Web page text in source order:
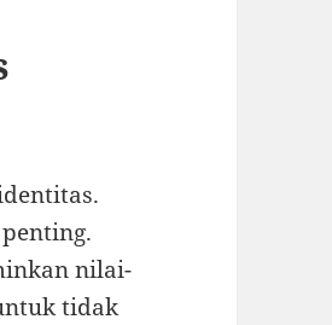
nilai-
tidak